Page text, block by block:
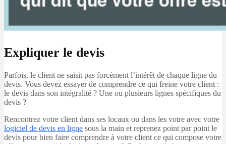
Expliquer le devis
Parfois, le client ne saisit pas forcément l’intérêt de chaque ligne du
devis. Vous devez essayer de comprendre ce qui freine votre client :
le devis dans son intégralité ? Une ou plusieurs lignes spécifiques du
devis ?
Rencontrez votre client dans ses locaux ou dans les votre avec votre
logiciel de devis en ligne sous la main et reprenez point par point le
devis pour bien faire comprendre à votre client ce qui compose votre